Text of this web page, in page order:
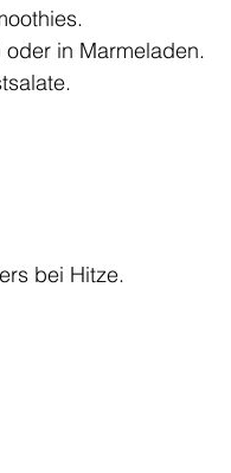
in Marmeladen.
bei Hitze.